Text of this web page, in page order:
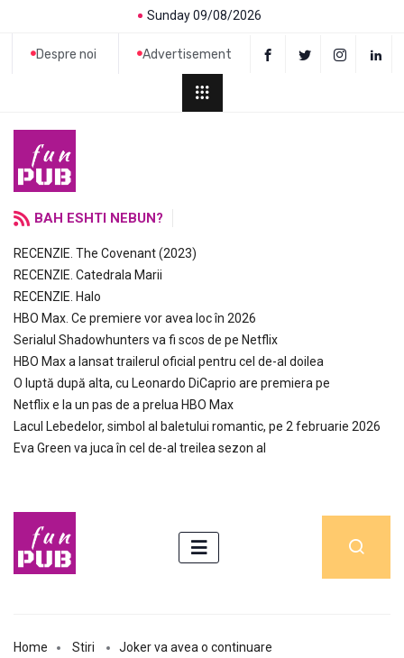
Sunday 09/08/2026
Despre noi Advertisement
BAH ESHTI NEBUN?
RECENZIE. The Covenant (2023)
RECENZIE. Catedrala Marii
RECENZIE. Halo
HBO Max. Ce premiere vor avea loc în 2026
Serialul Shadowhunters va fi scos de pe Netflix
HBO Max a lansat trailerul oficial pentru cel de-al doilea
O luptă după alta, cu Leonardo DiCaprio are premiera pe
Netflix e la un pas de a prelua HBO Max
Lacul Lebedelor, simbol al baletului romantic, pe 2 februarie 2026
Eva Green va juca în cel de-al treilea sezon al
Home Stiri Joker va avea o continuare